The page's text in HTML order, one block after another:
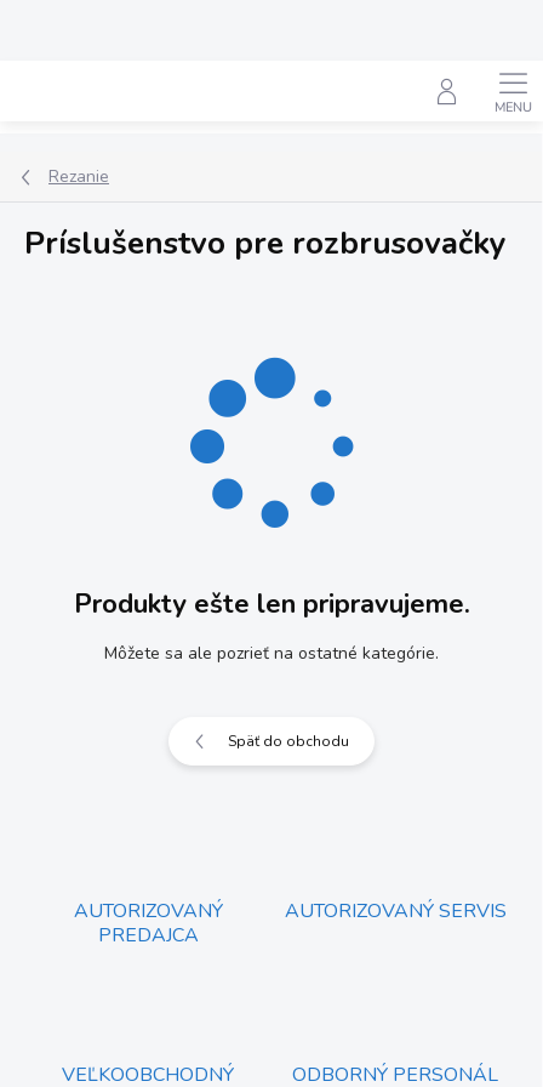
Hľadať
Rezanie
Príslušenstvo pre rozbrusovačky
Produkty ešte len pripravujeme.
Môžete sa ale pozrieť na ostatné kategórie.
Späť do obchodu
AUTORIZOVANÝ
PREDAJCA
AUTORIZOVANÝ SERVIS
VEĽKOOBCHODNÝ
ODBORNÝ PERSONÁL